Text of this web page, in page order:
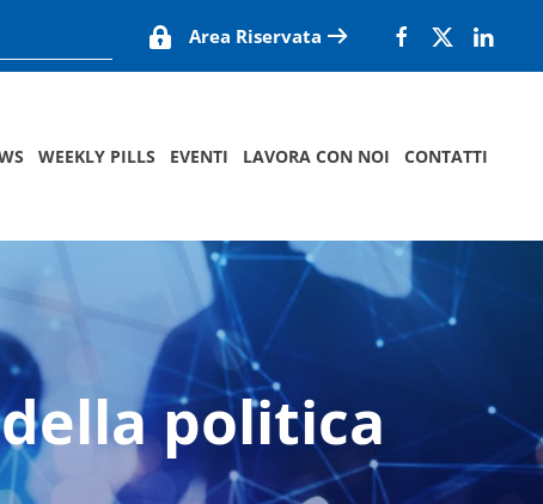
Area Riservata
WEEKLY PILLS EVENTI LAVORA CON NOI CONTATTI
politica